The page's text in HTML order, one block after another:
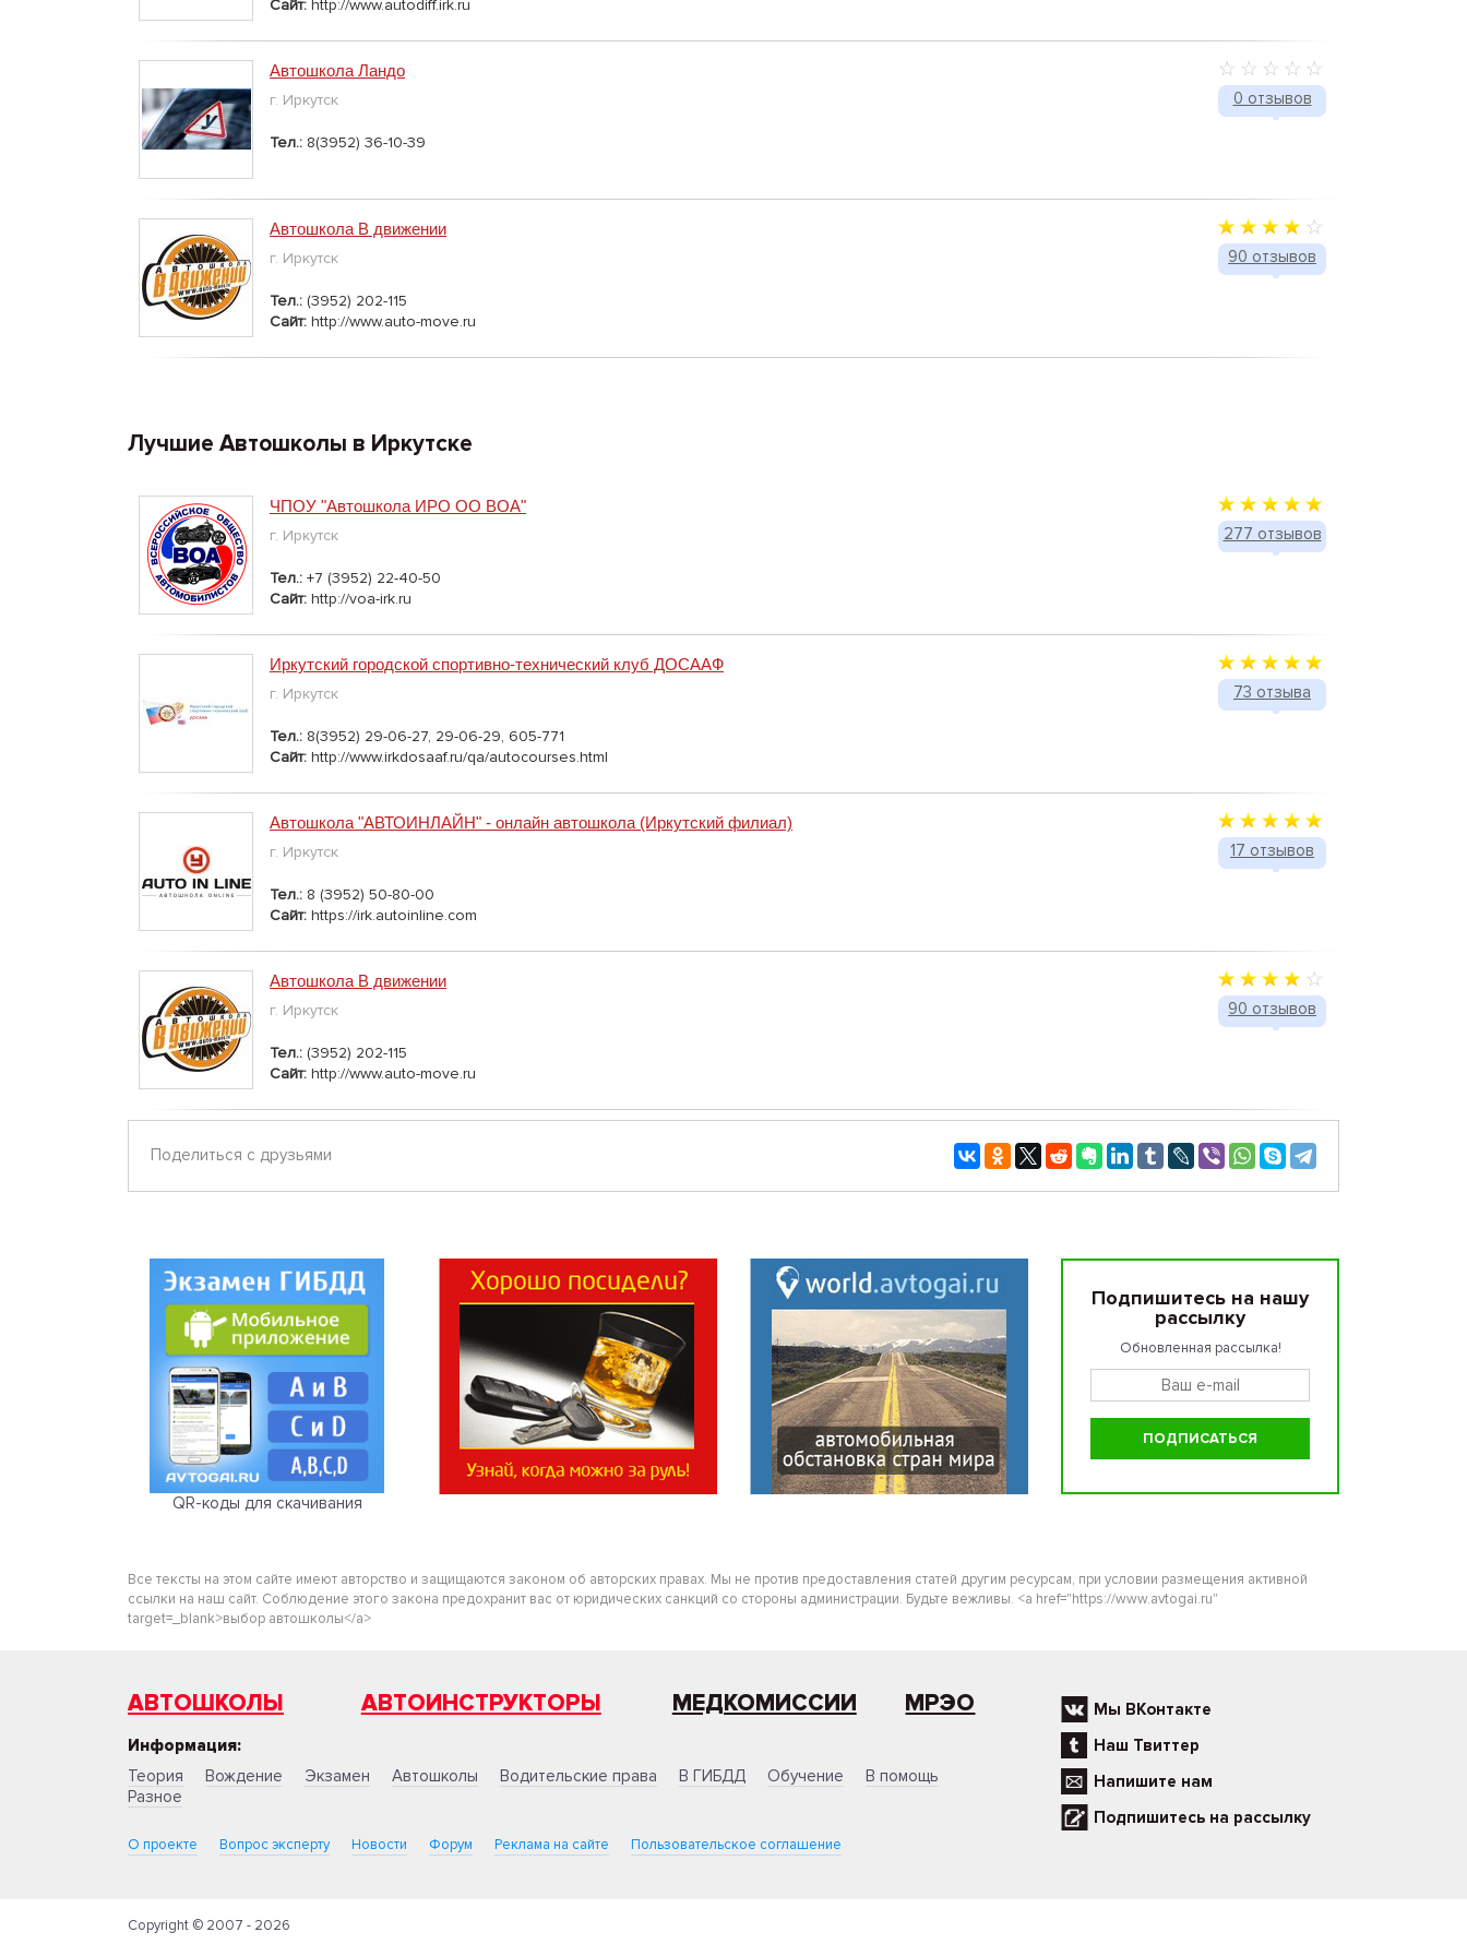
Сайт: http://www.autodiff.irk.ru
0 отзывов
Автошкола Ландо
г. Иркутск
Тел.: 8(3952) 36-10-39
90 отзывов
Автошкола В движении
г. Иркутск
Тел.: (3952) 202-115
Сайт: http://www.auto-move.ru
Лучшие Автошколы в Иркутске
277 отзывов
ЧПОУ "Автошкола ИРО ОО ВОА"
г. Иркутск
Тел.: +7 (3952) 22-40-50
Сайт: http://voa-irk.ru
73 отзыва
Иркутский городской спортивно-технический клуб ДОСААФ
г. Иркутск
Тел.: 8(3952) 29-06-27, 29-06-29, 605-771
Сайт: http://www.irkdosaaf.ru/qa/autocourses.html
17 отзывов
Автошкола "АВТОИНЛАЙН" - онлайн автошкола (Иркутский филиал)
г. Иркутск
Тел.: 8 (3952) 50-80-00
Сайт: https://irk.autoinline.com
90 отзывов
Автошкола В движении
г. Иркутск
Тел.: (3952) 202-115
Сайт: http://www.auto-move.ru
Поделиться с друзьями
QR-коды для скачивания
Подпишитесь на нашу
рассылку
Обновленная рассылка!
Все тексты на этом сайте имеют авторство и защищаются законом об авторских правах. Мы не против предоставления статей другим ресурсам, при условии размещения активной
ссылки на наш сайт. Соблюдение этого закона предохранит вас от юридических санкций со стороны администрации. Будьте вежливы. <a href="https://www.avtogai.ru"
target=_blank>выбор автошколы</a>
АВТОШКОЛЫ АВТОИНСТРУКТОРЫ МЕДКОМИССИИ МРЭО
Информация:
Теория
Вождение Экзамен Автошколы Водительские права В ГИБДД Обучение
В помощь
Разное
О проекте Вопрос эксперту Новости Форум Реклама на сайте Пользовательское соглашение
Мы ВКонтакте
Наш Твиттер
Напишите нам
Подпишитесь на рассылку
Copyright © 2007 - 2026